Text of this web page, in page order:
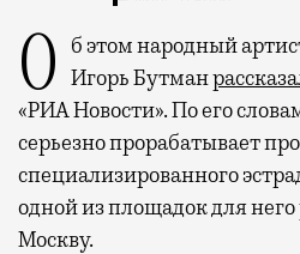
Об этом народный артист России и джазмен Игорь Бутман
«РИА Новости». По его
серьезно прорабатывает
специализированного
одной из площадок для
Москву.